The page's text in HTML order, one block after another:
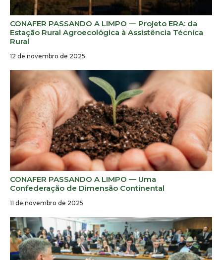
CONAFER PASSANDO A LIMPO — Projeto ERA: da
Estação Rural Agroecológica à Assistência Técnica
Rural
12 de novembro de 2025
CONAFER PASSANDO A LIMPO — Uma
Confederação de Dimensão Continental
11 de novembro de 2025